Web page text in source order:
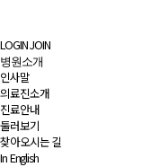
LOGINJOIN
병원소개
인사말
의료진소개
진료안내
둘러보기
찾아오시는 길
In English